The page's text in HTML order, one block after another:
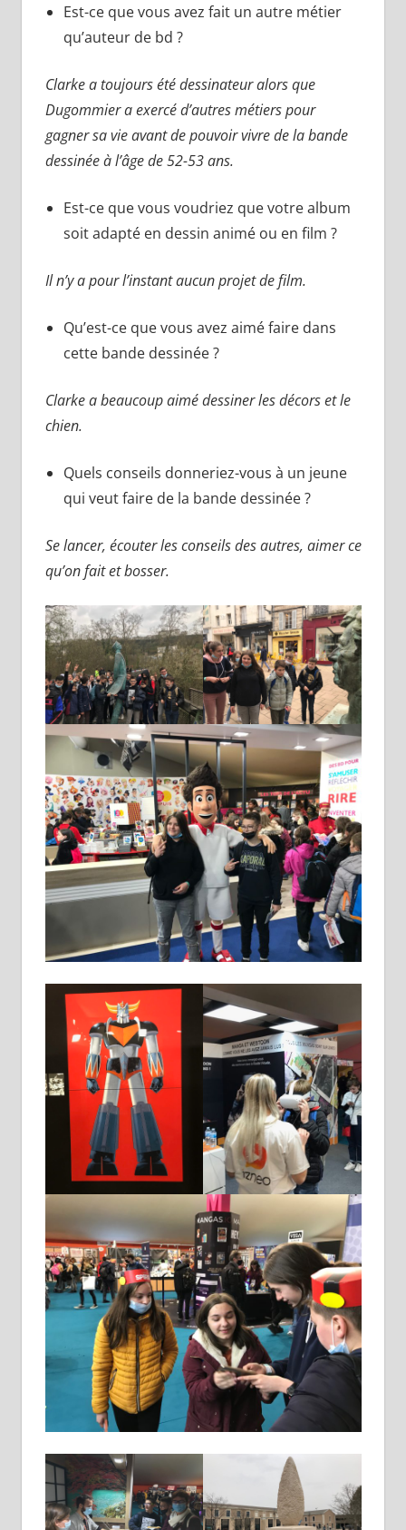
Est-ce que vous avez fait un autre métier
qu’auteur de bd ?
Clarke a toujours été dessinateur alors que
Dugommier a exercé d’autres métiers pour
gagner sa vie avant de pouvoir vivre de la bande
dessinée à l’âge de 52-53 ans.
Est-ce que vous voudriez que votre album
soit adapté en dessin animé ou en film ?
Il n’y a pour l’instant aucun projet de film.
Qu’est-ce que vous avez aimé faire dans
cette bande dessinée ?
Clarke a beaucoup aimé dessiner les décors et le
chien.
Quels conseils donneriez-vous à un jeune
qui veut faire de la bande dessinée ?
Se lancer, écouter les conseils des autres, aimer ce
qu’on fait et bosser.